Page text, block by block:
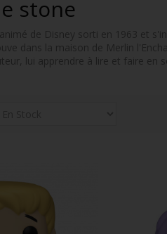
stone
de Disney sorti en 1963 et
dans la maison de Merlin
lui apprendre à lire et faire